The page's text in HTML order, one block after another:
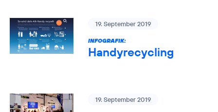
19. September 2019
INFOGRAFIK:
Handyrecycling
19. September 2019